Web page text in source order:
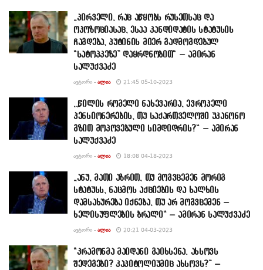
„პირველი, რაც აწყობს რუსეთსაც და
ოპოზოციასაც, ესაა კანდიდატის სტატუსის
ჩაგდება, პუტინის მიერ გადმოგდებულ
“სატოპკეზე” დაყრდნობით“ – ამირან
სალუქვაძე
ᲐᲕᲢᲝᲠᲘ - ᲐᲚᲘᲐ 21:45 05-10-2023
,,წილის რომელი ნახევარია, ევროპელი
პენსიონერების, თუ საქართველოში უკანონო
გზით მოპოვებული სიმდიდრის?“ – ამირან
სალუქვაძე
ᲐᲕᲢᲝᲠᲘ - ᲐᲚᲘᲐ 18:08 04-18-2023
„ანუ, მათი აზრით, თუ მოგვცემენ მორიგ
სტატუსს, ნაცმოს აქციების და ხალხის
დამსახურება იქნება, თუ არ მოგვცემენ –
ხელისუფლების ბრალი“ – ამირან სალუქვაძე
ᲐᲕᲢᲝᲠᲘ - ᲐᲚᲘᲐ 20:21 04-03-2023
“კრამონმა მაიდანი გაიხსენა. ახსოვს
შედეგები? კაპიტოლიუმიც ახსოვს?” –